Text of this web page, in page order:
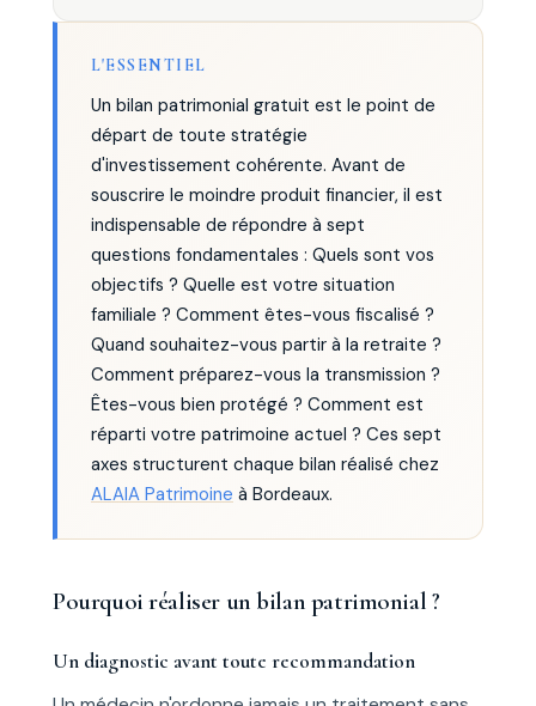
L'ESSENTIEL
Un bilan patrimonial gratuit est le point de
départ de toute stratégie
d'investissement cohérente. Avant de
souscrire le moindre produit financier, il est
indispensable de répondre à sept
questions fondamentales : Quels sont vos
objectifs ? Quelle est votre situation
familiale ? Comment êtes-vous fiscalisé ?
Quand souhaitez-vous partir à la retraite ?
Comment préparez-vous la transmission ?
Êtes-vous bien protégé ? Comment est
réparti votre patrimoine actuel ? Ces sept
axes structurent chaque bilan réalisé chez
ALAIA Patrimoine à Bordeaux.
Pourquoi réaliser un bilan patrimonial ?
Un diagnostic avant toute recommandation